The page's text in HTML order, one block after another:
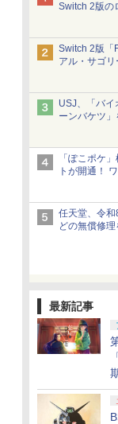
Switch 2版
アップデー
Switch 2版「
アル・サゴ
USJ、「バイ
ーンバケツ
組み。味は
「ぽこポケ
トが開通！
任天堂、令
どの無償修
も
最新記事